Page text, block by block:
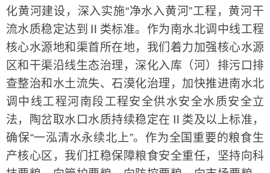
化黄河建设，深入实施“净水入黄河”工程，黄河干
流水质稳定达到Ⅱ类标准。作为南水北调中线工程
核心水源地和渠首所在地，我们着力加强核心水源
区和干渠沿线生态治理，深化入库（河）排污口排
查整治和水土流失、石漠化治理，加快推进南水北
调中线工程河南段工程安全供水安全水质安全立
法，陶岔取水口水质持续稳定在Ⅱ类及以上标准，
确保“一泓清水永续北上”。作为全国重要的粮食生
产核心区，我们扛稳保障粮食安全重任，坚持向科